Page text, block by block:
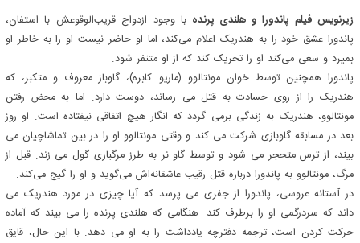
زیرنویس فیلم پاندورا و هلندی پرنده با وجود ازدواج قریب‌الوقوعش با استفان،
پاندورا عشق خود را به هندریک اعلام می‌کند، اما او حاضر نیست او را به خاطر او
بمیرد و سعی می‌کند او را تحریک کند که از او متنفر شود.
پاندورا همچنین توسط خوان مونتالوو (ماریو کابره)، گاوباز معروف و متکبر، که
هندریک را از روی حسادت به قتل می رساند، دوست دارد. اما به محض رفتن
مونتالوو، هندریک به زندگی برمی گردد که انگار هیچ اتفاقی نیفتاده است. او روز
بعد در مسابقه گاوبازی شرکت می کند و وقتی مونتالوو او را در بین تماشاچیان می
بیند، از ترس متحجر می شود و توسط گاو نر به طرز مرگباری گول می زند. قبل از
مرگ، مونتالوو به پاندورا درباره قتل رقیب عاشقانه‌اش می‌گوید و او را گیج می‌کند.
در آستانه عروسی، پاندورا از جفری می پرسد که آیا چیزی در مورد هندریک می
داند که سردرگمی او را برطرف کند. هنگامی که هلندی پرنده را می بیند که آماده
حرکت کردن است، ترجمه دفترچه یادداشت را به او می دهد. با این حال، قایق